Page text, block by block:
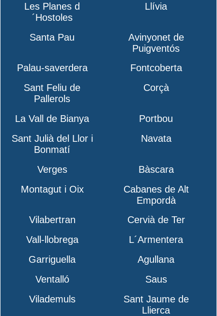
Les Planes d
´Hostoles
Llívia
Santa Pau
Avinyonet de
Puigventós
Palau-saverdera
Fontcoberta
Sant Feliu de
Pallerols
Corçà
La Vall de Bianya
Portbou
Sant Julià del Llor i
Bonmatí
Navata
Verges
Bàscara
Montagut i Oix
Cabanes de Alt
Empordà
Vilabertran
Cervià de Ter
Vall-llobrega
L´Armentera
Garriguella
Agullana
Ventalló
Saus
Vilademuls
Sant Jaume de
Llierca